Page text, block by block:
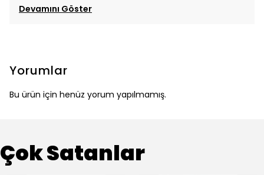
Devamını Göster
Yorumlar
Bu ürün için henüz yorum yapılmamış.
Çok Satanlar